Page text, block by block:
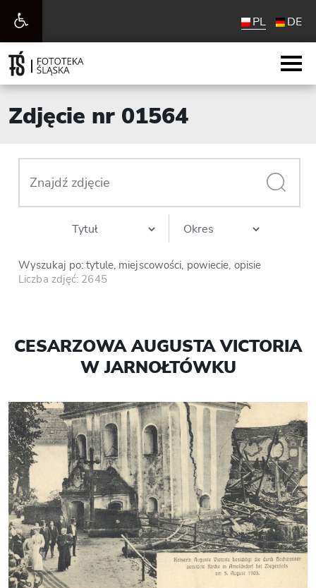
Otwórz
pasek
narzędzi
PL DE
Zdjęcie nr 01564
Wyszukaj po: tytule, miejscowości, powiecie, opisie
Liczba zdjęć: 2645
CESARZOWA AUGUSTA VICTORIA
W JARNOŁTÓWKU